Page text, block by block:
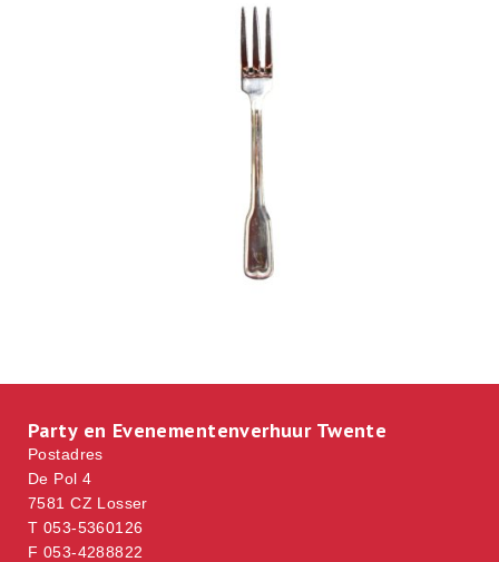
Party en Evenementenverhuur Twente
Postadres
De Pol 4
7581 CZ Losser
T 053-5360126
F 053-4288822